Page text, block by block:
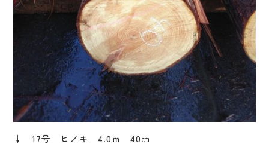
↓ 17号 ヒノキ 4.0ｍ 40㎝